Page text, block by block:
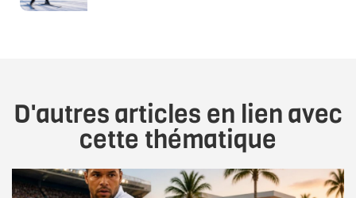
D'autres articles en lien avec
cette thématique